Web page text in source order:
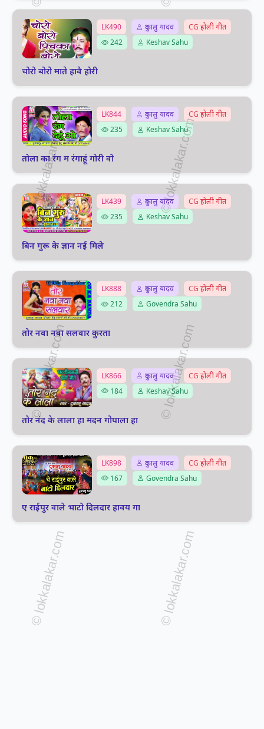
LK490 दुकालु यादव
CG होली गीत
242
Keshav Sahu
चोरो बोरो माते हावै होरी
LK844 दुकालु यादव
CG होली गीत
235
Keshav Sahu
तोला का रंग म रंगाहूं गोरी वो
LK439 दुकालु यादव
CG होली गीत
235
Keshav Sahu
बिन गुरू के ज्ञान नई मिले
LK888 दुकालु यादव
CG होली गीत
212
Govendra Sahu
तोर नवा नवा सलवार कुरता
LK866 दुकालु यादव
CG होली गीत
184
Keshav Sahu
तोर नंद के लाला हा मदन गोपाला हा
LK898 दुकालु यादव
CG होली गीत
167
Govendra Sahu
ए राईपुर वाले भाटो दिलदार हावय गा